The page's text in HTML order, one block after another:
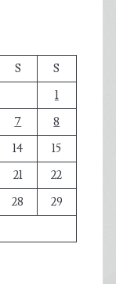
S
S
1
7
8
14
15
21
22
28
29